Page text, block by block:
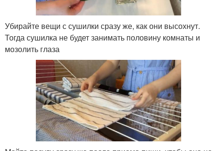
Убирайте вещи с сушилки сразу же, как они высохнут.
Тогда сушилка не будет занимать половину комнаты и
мозолить глаза